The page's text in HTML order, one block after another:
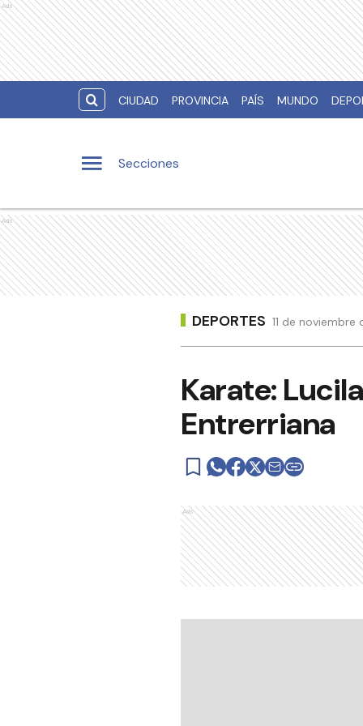
Ads
CIUDAD PROVINCIA PAÍS MUNDO
Secciones
Ads
DEPORTES 11 de
Karate:
Entrerriana
Ads